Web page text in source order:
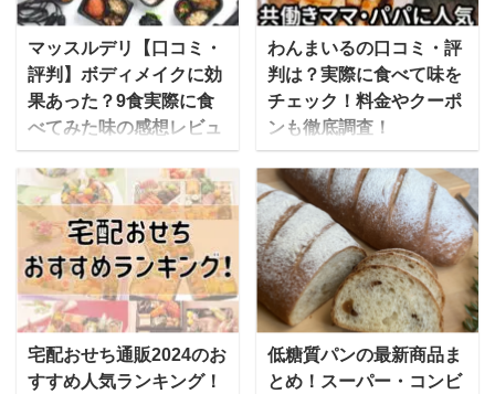
と、ダイエットや健康維
持のための2つの通常食
コースがあります。 食べ
たいときにレンジでチン
するタイプの冷凍弁当
理キットタイプなどを宅
配で届けてくれます。 こ
の記事では、ウェルネス
ダイニングの気になる口
コミ・評判やコース別の
金額や料金、実際に頼ん
でわかった内容について
も紹介します。 美味し
い？まずい？という気に
ーズの中でも人気のフレ
ンチとイタリアン、ベー
カリーを取り扱ってお
り、俺のシリーズの全店
のシェフが総力を挙げて
す。 手間を掛けることな
く、自宅にいながらレス
トランの味を気軽に楽し
むことができるようにな
っており、贅沢でいて満
足感のある食事を提供し
てくれます。 俺のイタリ
アン・俺のフレンチと
は？ 2011年9月に東京銀
マッスルデリ【口コミ・
評判】ボディメイクに効
果あった？9食実際に食
べてみた味の感想レビュ
ー【写真付】
マッスルデリは、積極的
にトレーニングし、ボデ
ィメイクに取り組んでい
る人のための、たんぱく
質が豊富な食事セットを
届けてくれるサービスで
す。ダイエットだけでな
く増量期も見すえている
わんまいるの口コミ・評
判は？実際に食べて味を
チェック！料金やクーポ
ンも徹底調査！
は、合成保存料無添加の
安心感と味にこだわった
実力派の食事宅配サービ
スです。 流水解凍・湯せ
んなどで簡単に準備が出
来るので、高齢者の方や
忙しい主婦だけでなく、
一人暮らしで料理の手間
宅配おせち通販2024のお
すすめ人気ランキング！
低糖質パンの最新商品ま
とめ！スーパー・コンビ